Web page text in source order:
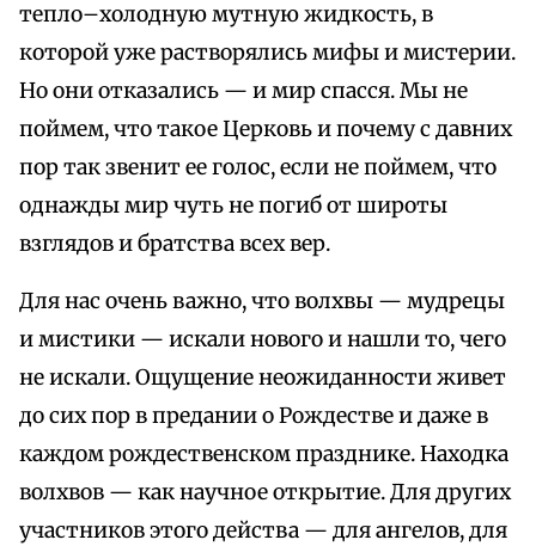
тепло–холодную мутную жидкость, в
которой уже растворялись мифы и мистерии.
Но они отказались — и мир спасся. Мы не
поймем, что такое Церковь и почему с давних
пор так звенит ее голос, если не поймем, что
однажды мир чуть не погиб от широты
взглядов и братства всех вер.
Для нас очень важно, что волхвы — мудрецы
и мистики — искали нового и нашли то, чего
не искали. Ощущение неожиданности живет
до сих пор в предании о Рождестве и даже в
каждом рождественском празднике. Находка
волхвов — как научное открытие. Для других
участников этого действа — для ангелов, для